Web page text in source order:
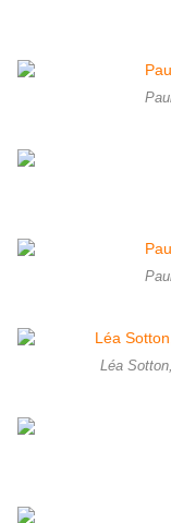
Léa